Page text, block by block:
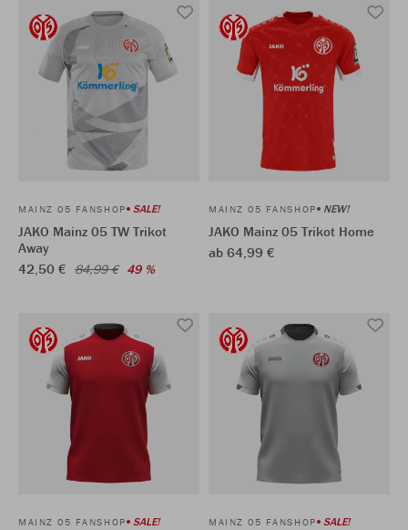
MAINZ 05 FANSHOP SALE!
JAKO Mainz 05 TW Trikot
Away
42,50 € 84,99 € 49 %
MAINZ 05 FANSHOP NEW!
JAKO Mainz 05 Trikot Home
ab 64,99 €
MAINZ 05 FANSHOP SALE! MAINZ 05 FANSHOP SALE!